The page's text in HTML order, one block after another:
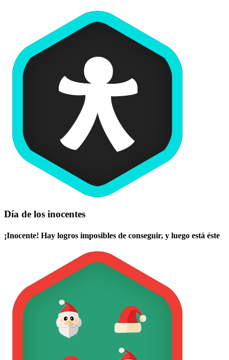
Día de los inocentes
¡Inocente! Hay logros imposibles de conseguir, y luego está éste